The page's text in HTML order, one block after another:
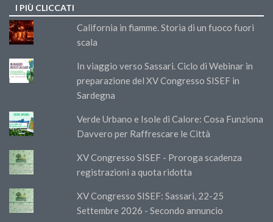
I PIÙ CLICCATI
California in fiamme. Storia di un fuoco fuori
scala
In viaggio verso Sassari. Ciclo di Webinar in
preparazione del XV Congresso SISEF in
Sardegna
Verde Urbano e Isole di Calore: Cosa Funziona
Davvero per Raffrescare le Città
XV Congresso SISEF - Proroga scadenza
registrazioni a quota ridotta
XV Congresso SISEF: Sassari, 22-25
Settembre 2026 - Secondo annuncio